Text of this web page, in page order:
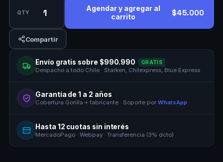
QTY
Agendar y agregar al
carrito
$45.000
Compartir
Envío gratis sobre $990.990 GRATIS
Despacho a todo Chile · Starken, Chilexpress, Blue Express
Garantía de 1 a 2 años
Cobertura Gorilla + fabricante · Soporte por WhatsApp
Hasta 12 cuotas sin interés
MercadoPago · Webpay · Transferencia (3% dcto)